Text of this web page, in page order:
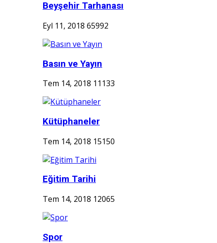
Beyşehir Tarhanası
Eyl 11, 2018 65992
Basın ve Yayın
Tem 14, 2018 11133
Kütüphaneler
Tem 14, 2018 15150
Eğitim Tarihi
Tem 14, 2018 12065
Spor